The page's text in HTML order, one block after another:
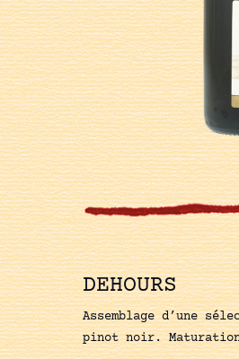
DEHOURS
Assemblage d’une
pinot noir. Maturation